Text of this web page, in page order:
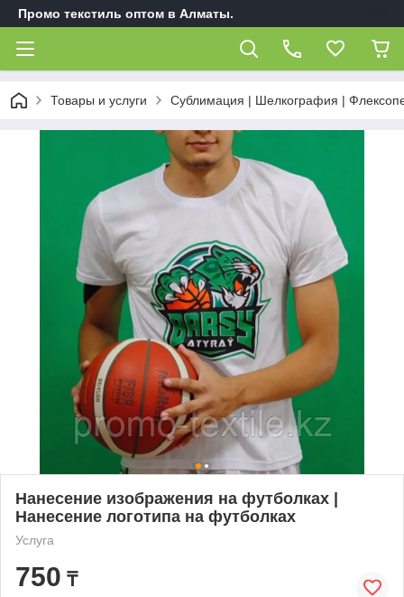
Промо текстиль оптом в Алматы.
Товары и услуги Сублимация | Шелкография |
Нанесение изображения на футболках |
Нанесение логотипа на футболках
Услуга
750 ₸